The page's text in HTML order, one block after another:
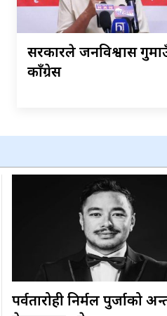
सरकारले जनविश्वास
काँग्रेस
पर्वतारोही निर्मल पुर्जाको